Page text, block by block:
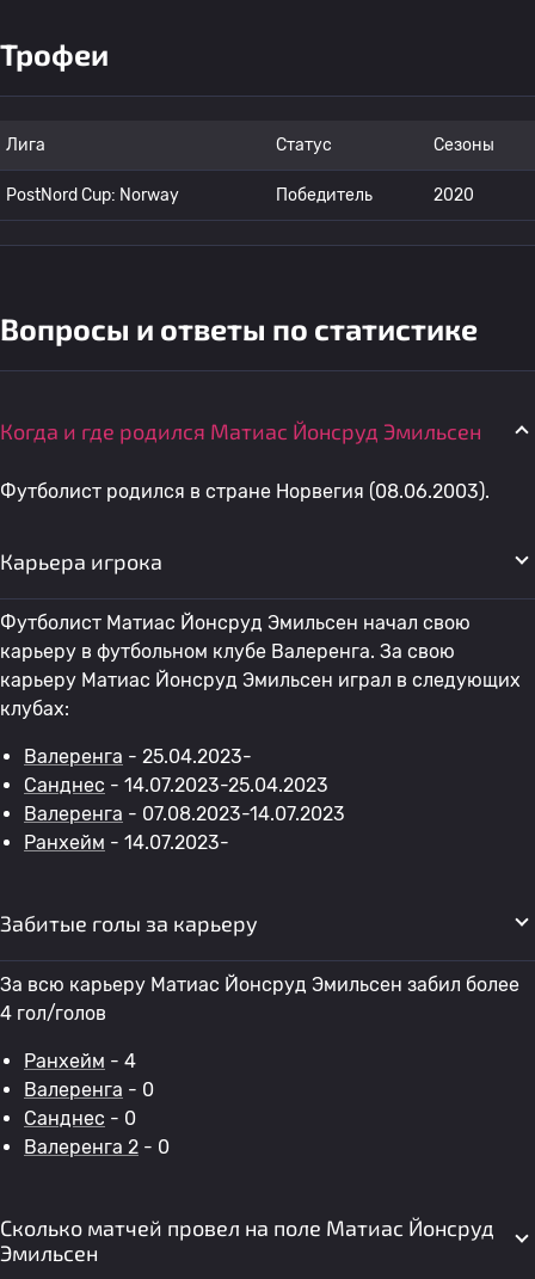
Трофеи
Лига Статус Сезоны
PostNord Cup: Norway Победитель 2020
Вопросы и ответы по статистике
Когда и где родился Матиас Йонсруд Эмильсен
Футболист родился в стране Норвегия (08.06.2003).
Карьера игрока
Футболист Матиас Йонсруд Эмильсен начал свою
карьеру в футбольном клубе Валеренга. За свою
карьеру Матиас Йонсруд Эмильсен играл в следующих
клубах:
Валеренга - 25.04.2023-
Санднес - 14.07.2023-25.04.2023
Валеренга - 07.08.2023-14.07.2023
Ранхейм - 14.07.2023-
Забитые голы за карьеру
За всю карьеру Матиас Йонсруд Эмильсен забил более
4 гол/голов
Ранхейм - 4
Валеренга - 0
Санднес - 0
Валеренга 2 - 0
Сколько матчей провел на поле Матиас Йонсруд
Эмильсен